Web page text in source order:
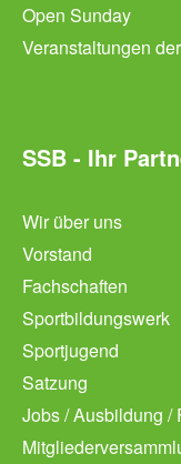
Open Sunday
Veranstaltungen
SSB - Ihr
Wir über uns
Vorstand
Fachschaften
Sportbildungswerk
Sportjugend
Satzung
Jobs / Ausbildung